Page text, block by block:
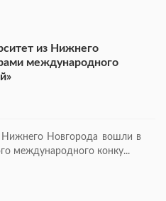
из Нижнего
международного
Новгорода вошли в
международного конку...